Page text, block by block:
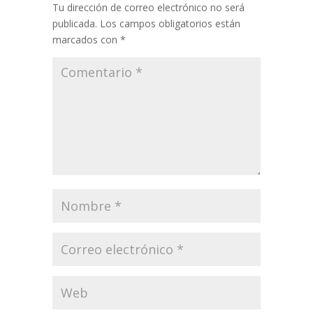
Tu dirección de correo electrónico no será
publicada. Los campos obligatorios están
marcados con *